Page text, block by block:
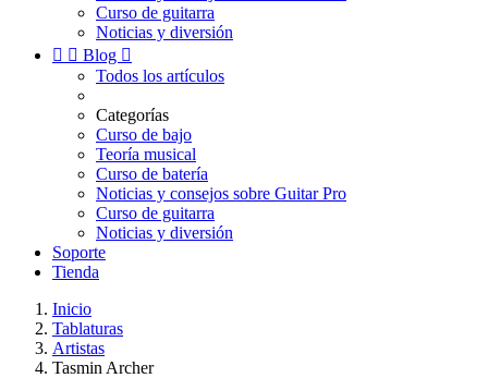
Curso de guitarra
Noticias y diversión
  Blog 
Todos los artículos
Categorías
Curso de bajo
Teoría musical
Curso de batería
Noticias y consejos sobre Guitar Pro
Curso de guitarra
Noticias y diversión
Soporte
Tienda
Inicio
Tablaturas
Artistas
Tasmin Archer